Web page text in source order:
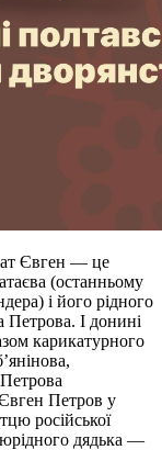
Євген — це
(останньому
і його рідного
Петрова. І донині
карикатурного
Петров у
російської
дядька —